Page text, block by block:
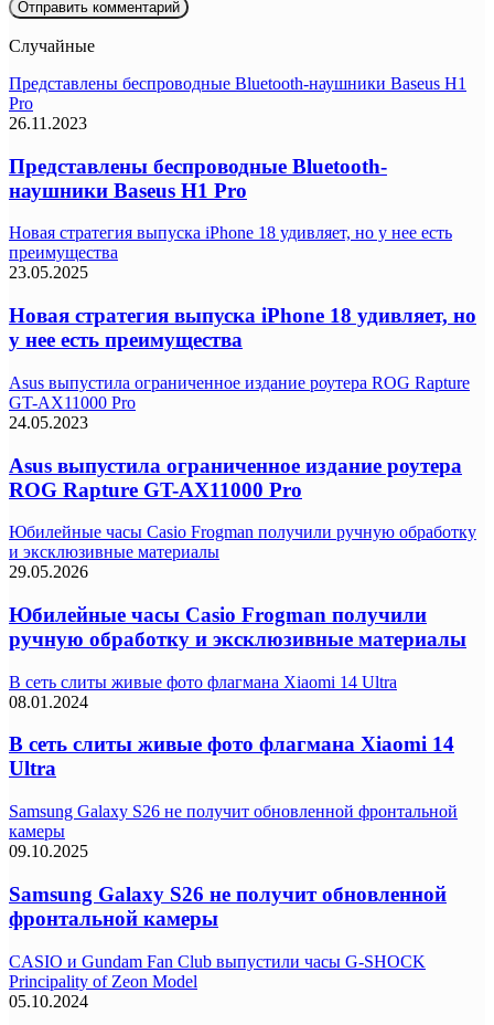
Случайные
Представлены беспроводные Bluetooth-наушники Baseus H1
Pro
26.11.2023
Представлены беспроводные Bluetooth-
наушники Baseus H1 Pro
Новая стратегия выпуска iPhone 18 удивляет, но у нее есть
преимущества
23.05.2025
Новая стратегия выпуска iPhone 18 удивляет, но
у нее есть преимущества
Asus выпустила ограниченное издание роутера ROG Rapture
GT-AX11000 Pro
24.05.2023
Asus выпустила ограниченное издание роутера
ROG Rapture GT-AX11000 Pro
Юбилейные часы Casio Frogman получили ручную обработку
и эксклюзивные материалы
29.05.2026
Юбилейные часы Casio Frogman получили
ручную обработку и эксклюзивные материалы
В сеть слиты живые фото флагмана Xiaomi 14 Ultra
08.01.2024
В сеть слиты живые фото флагмана Xiaomi 14
Ultra
Samsung Galaxy S26 не получит обновленной фронтальной
камеры
09.10.2025
Samsung Galaxy S26 не получит обновленной
фронтальной камеры
CASIO и Gundam Fan Club выпустили часы G-SHOCK
Principality of Zeon Model
05.10.2024